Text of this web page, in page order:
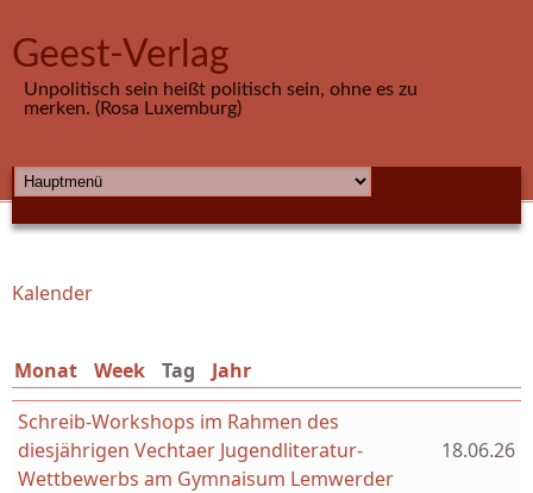
Geest-Verlag
Unpolitisch sein heißt politisch sein, ohne es zu
merken. (Rosa Luxemburg)
HAUPTMENÜ
Sie sind hier
Kalender
Monat Week Tag (aktiver Reiter)
Jahr
Schreib-Workshops im Rahmen des
diesjährigen Vechtaer Jugendliteratur-
Wettbewerbs am Gymnaisum Lemwerder
18.06.26